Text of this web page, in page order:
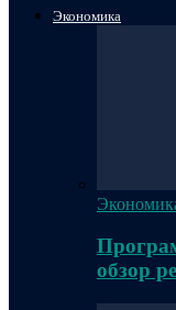
Экономика
обзор